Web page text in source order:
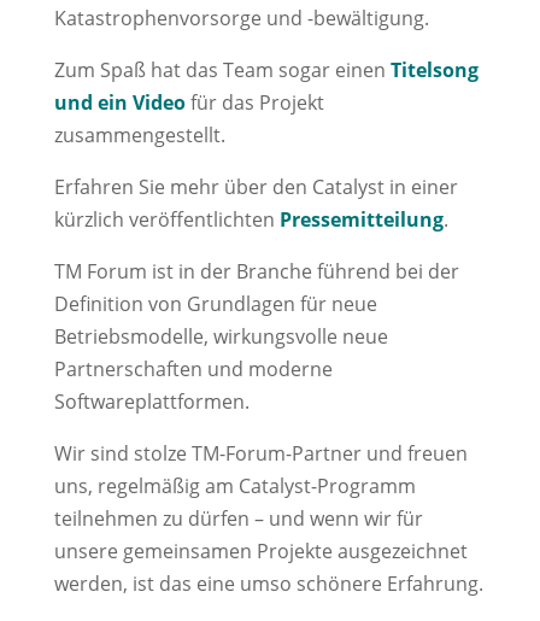
Katastrophenvorsorge und -bewältigung.
Zum Spaß hat das Team sogar einen Titelsong
und ein Videofür das Projekt
zusammengestellt.
Erfahren Sie mehr über den Catalyst in einer
kürzlich veröffentlichten Pressemitteilung.
TM Forum ist in der Branche führend bei der
Definition von Grundlagen für neue
Betriebsmodelle, wirkungsvolle neue
Partnerschaften und moderne
Softwareplattformen.
Wir sind stolze TM-Forum-Partner und freuen
uns, regelmäßig am Catalyst-Programm
teilnehmen zu dürfen – und wenn wir für
unsere gemeinsamen Projekte ausgezeichnet
werden, ist das eine umso schönere Erfahrung.